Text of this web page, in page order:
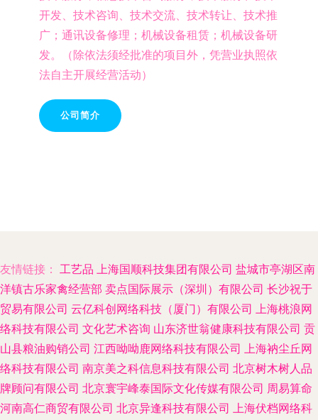
开发、技术咨询、技术交流、技术转让、技术推
广；通讯设备修理；机械设备租赁；机械设备研
发。（除依法须经批准的项目外，凭营业执照依
法自主开展经营活动）
公司简介
友情链接： 工艺品 上海国顺科技集团有限公司 盐城市亭湖区南
洋镇古乐家禽经营部 卖点国际展示（深圳）有限公司 长沙祝于
贸易有限公司 云亿科创网络科技（厦门）有限公司 上海桃浪网
络科技有限公司 文化艺术咨询 山东济世翁健康科技有限公司 贡
山县粮油购销公司 江西呦呦鹿网络科技有限公司 上海衲尘丘网
络科技有限公司 南京美之科信息科技有限公司 北京树木树人品
牌顾问有限公司 北京寰宇峰泰国际文化传媒有限公司 周易算命
河南高仁商贸有限公司 北京异逢科技有限公司 上海伏档网络科